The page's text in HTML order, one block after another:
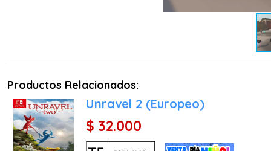
Desde su lanzamiento
el futuro. ¿Quién sabe
Productos Relacionados:
Unravel 2 (Europeo)
$ 32.000